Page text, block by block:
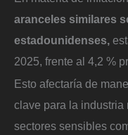
aranceles similares
estadounidenses,
2025, frente al 4,2 %
Esto afectaría de
clave para la
sectores sensibles